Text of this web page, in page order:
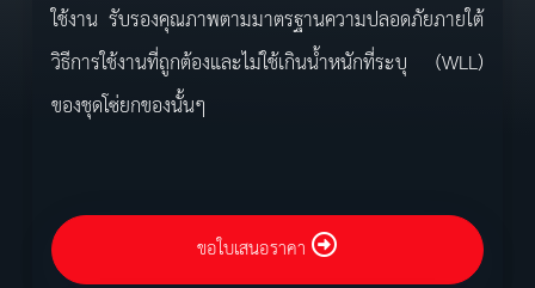
ใช้งาน รับรองคุณภาพตามมาตรฐานความปลอดภัยภายใต้
วิธีการใช้งานที่ถูกต้องและไม่ใช้เกินน้ำหนักที่ระบุ (WLL)
ของชุดโซ่ยกของนั้นๆ
ขอใบเสนอราคา